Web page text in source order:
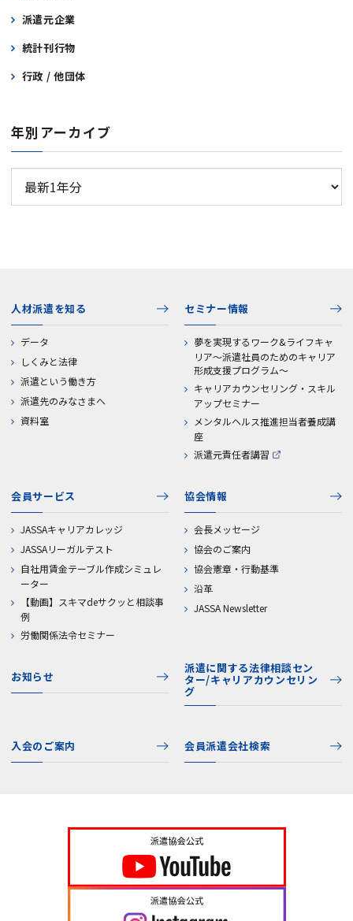
派遣元企業
統計刊行物
行政 / 他団体
年別アーカイブ
人材派遣を知る
データ
しくみと法律
派遣という働き方
派遣先のみなさまへ
資料室
セミナー情報
夢を実現するワーク&ライフキャ
リア～派遣社員のためのキャリア
形成支援プログラム～
キャリアカウンセリング・スキル
アップセミナー
メンタルヘルス推進担当者養成講
座
派遣元責任者講習
会員サービス
JASSAキャリアカレッジ
JASSAリーガルテスト
自社用賃金テーブル作成シミュレ
ーター
【動画】スキマdeサクッと相談事
例
労働関係法令セミナー
協会情報
会長メッセージ
協会のご案内
協会憲章・行動基準
沿革
JASSA Newsletter
お知らせ
派遣に関する法律相談セン
ター/キャリアカウンセリン
グ
入会のご案内 会員派遣会社検索